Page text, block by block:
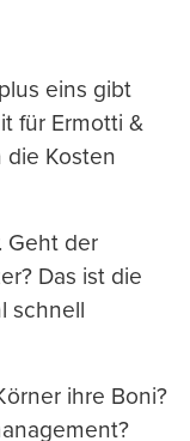
eins gibt
für Ermotti &
die Kosten
Geht der
Das ist die
schnell
ihre Boni?